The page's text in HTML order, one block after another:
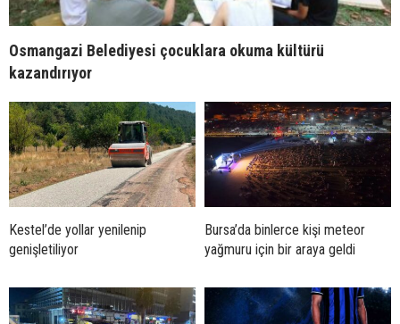
Osmangazi Belediyesi çocuklara okuma kültürü
kazandırıyor
Kestel’de yollar yenilenip
genişletiliyor
Bursa’da binlerce kişi meteor
yağmuru için bir araya geldi